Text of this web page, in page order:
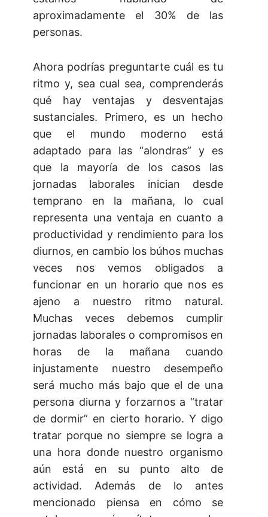
aproximadamente el 30% de las
personas.
Ahora podrías preguntarte cuál es tu
ritmo y, sea cual sea, comprenderás
qué hay ventajas y desventajas
sustanciales. Primero, es un hecho
que el mundo moderno está
adaptado para las “alondras” y es
que la mayoría de los casos las
jornadas laborales inician desde
temprano en la mañana, lo cual
representa una ventaja en cuanto a
productividad y rendimiento para los
diurnos, en cambio los búhos muchas
veces nos vemos obligados a
funcionar en un horario que nos es
ajeno a nuestro ritmo natural.
Muchas veces debemos cumplir
jornadas laborales o compromisos en
horas de la mañana cuando
injustamente nuestro desempeño
será mucho más bajo que el de una
persona diurna y forzarnos a “tratar
de dormir” en cierto horario. Y digo
tratar porque no siempre se logra a
una hora donde nuestro organismo
aún está en su punto alto de
actividad. Además de lo antes
mencionado piensa en cómo se